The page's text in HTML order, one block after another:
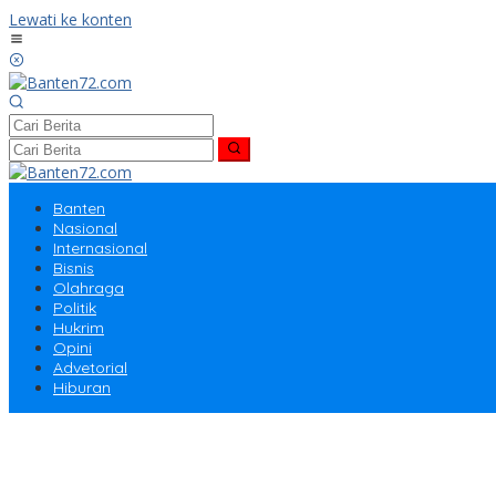
Lewati ke konten
Banten
Nasional
Internasional
Bisnis
Olahraga
Politik
Hukrim
Opini
Advetorial
Hiburan